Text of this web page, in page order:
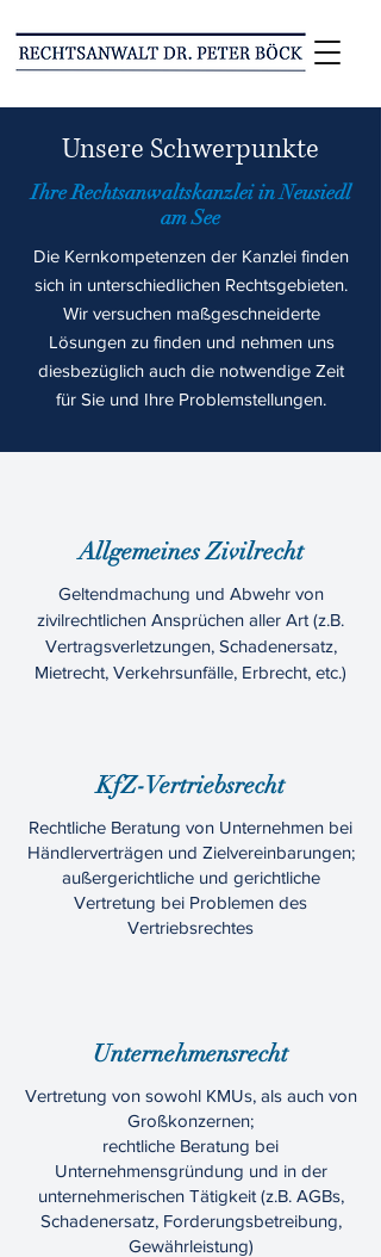
Unsere Schwerpunkte
Ihre Rechtsanwaltskanzlei in Neusiedl
am See
Die Kernkompetenzen der Kanzlei finden
sich in unterschiedlichen Rechtsgebieten.
Wir versuchen maßgeschneiderte
Lösungen zu finden und nehmen uns
diesbezüglich auch die notwendige Zeit
für Sie und Ihre Problemstellungen.
Allgemeines Zivilrecht
Geltendmachung und Abwehr von
zivilrechtlichen Ansprüchen aller Art (z.B.
Vertragsverletzungen, Schadenersatz,
Mietrecht, Verkehrsunfälle, Erbrecht, etc.)
KfZ-Vertriebsrecht
Rechtliche Beratung von Unternehmen bei
Händlerverträgen und Zielvereinbarungen;
außergerichtliche und gerichtliche
Vertretung bei Problemen des
Vertriebsrechtes
Unternehmensrecht
Vertretung von sowohl KMUs, als auch von
Großkonzernen;
rechtliche Beratung bei
Unternehmensgründung und in der
unternehmerischen Tätigkeit (z.B. AGBs,
Schadenersatz, Forderungsbetreibung,
Gewährleistung)